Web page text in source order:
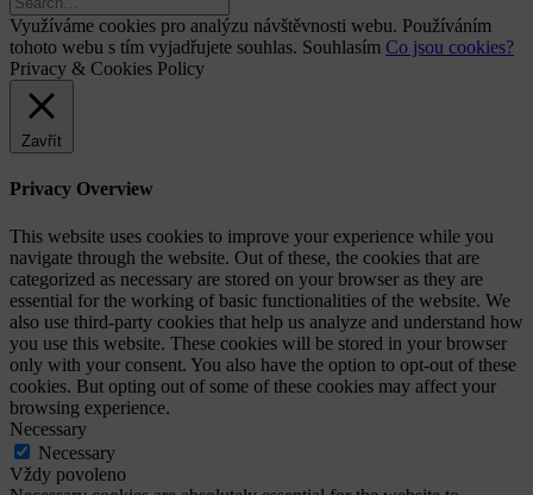
Využíváme cookies pro analýzu návštěvnosti webu. Používáním
tohoto webu s tím vyjadřujete souhlas. Souhlasím Co jsou cookies?
Privacy & Cookies Policy
Zavřít
Privacy Overview
This website uses cookies to improve your experience while you
navigate through the website. Out of these, the cookies that are
categorized as necessary are stored on your browser as they are
essential for the working of basic functionalities of the website. We
also use third-party cookies that help us analyze and understand how
you use this website. These cookies will be stored in your browser
only with your consent. You also have the option to opt-out of these
cookies. But opting out of some of these cookies may affect your
browsing experience.
Necessary
Necessary
Vždy povoleno